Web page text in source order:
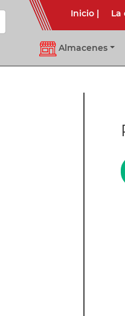
Inicio| La
Almacenes